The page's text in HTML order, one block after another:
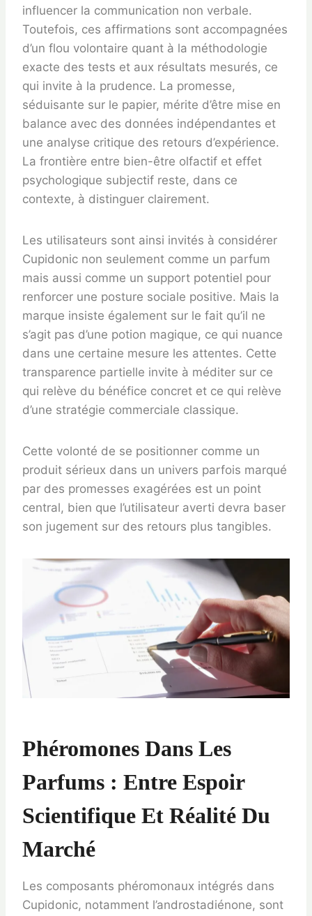
influencer la communication non verbale.
Toutefois, ces affirmations sont accompagnées
d’un flou volontaire quant à la méthodologie
exacte des tests et aux résultats mesurés, ce
qui invite à la prudence. La promesse,
séduisante sur le papier, mérite d’être mise en
balance avec des données indépendantes et
une analyse critique des retours d’expérience.
La frontière entre bien-être olfactif et effet
psychologique subjectif reste, dans ce
contexte, à distinguer clairement.
Les utilisateurs sont ainsi invités à considérer
Cupidonic non seulement comme un parfum
mais aussi comme un support potentiel pour
renforcer une posture sociale positive. Mais la
marque insiste également sur le fait qu’il ne
s’agit pas d’une potion magique, ce qui nuance
dans une certaine mesure les attentes. Cette
transparence partielle invite à méditer sur ce
qui relève du bénéfice concret et ce qui relève
d’une stratégie commerciale classique.
Cette volonté de se positionner comme un
produit sérieux dans un univers parfois marqué
par des promesses exagérées est un point
central, bien que l’utilisateur averti devra baser
son jugement sur des retours plus tangibles.
Phéromones Dans Les
Parfums : Entre Espoir
Scientifique Et Réalité Du
Marché
Les composants phéromonaux intégrés dans
Cupidonic, notamment l’androstadiénone, sont